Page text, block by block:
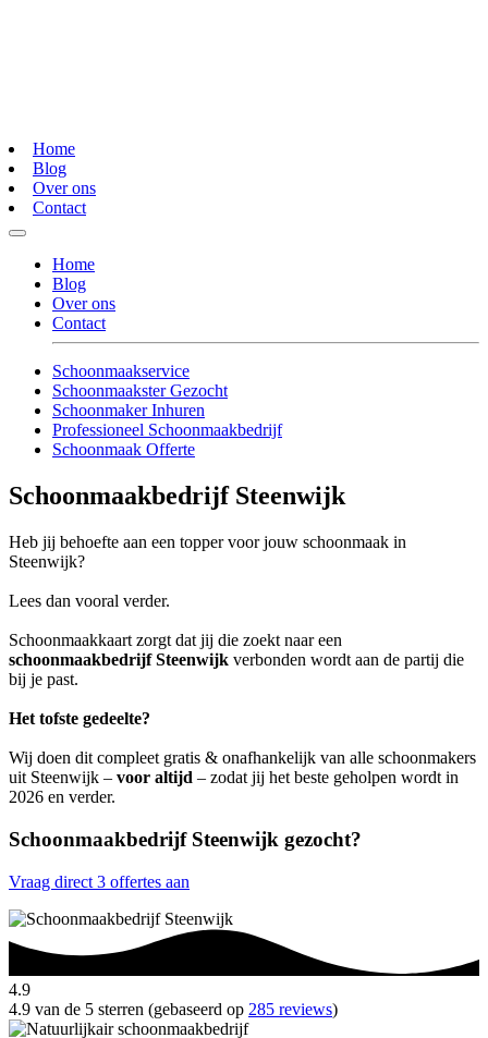
Home
Blog
Over ons
Contact
Home
Blog
Over ons
Contact
Schoonmaakservice
Schoonmaakster Gezocht
Schoonmaker Inhuren
Professioneel Schoonmaakbedrijf
Schoonmaak Offerte
Schoonmaakbedrijf Steenwijk
Heb jij behoefte aan een topper voor jouw schoonmaak in
Steenwijk?
Lees dan vooral verder.
Schoonmaakkaart zorgt dat jij die zoekt naar een
schoonmaakbedrijf Steenwijk verbonden wordt aan de partij die
bij je past.
Het tofste gedeelte?
Wij doen dit compleet gratis & onafhankelijk van alle schoonmakers
uit Steenwijk – voor altijd – zodat jij het beste geholpen wordt in
2026 en verder.
Schoonmaakbedrijf Steenwijk gezocht?
Vraag direct 3 offertes aan
4.9
4.9 van de 5 sterren (gebaseerd op 285 reviews)